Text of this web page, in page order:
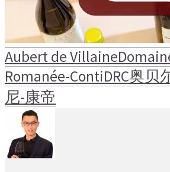
Aubert de Villaine
Romanée-ContiDRC奥贝
尼-康帝